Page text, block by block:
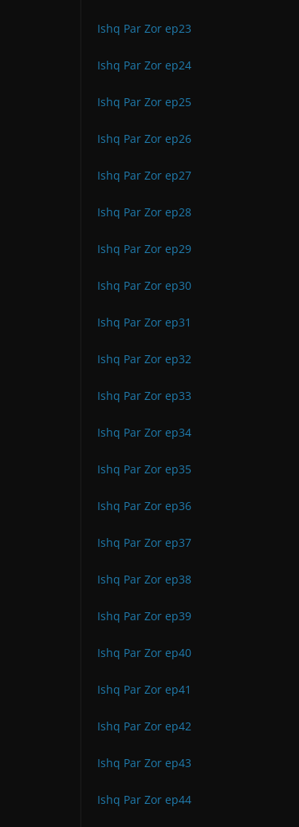
Ishq Par Zor ep23
Ishq Par Zor ep24
Ishq Par Zor ep25
Ishq Par Zor ep26
Ishq Par Zor ep27
Ishq Par Zor ep28
Ishq Par Zor ep29
Ishq Par Zor ep30
Ishq Par Zor ep31
Ishq Par Zor ep32
Ishq Par Zor ep33
Ishq Par Zor ep34
Ishq Par Zor ep35
Ishq Par Zor ep36
Ishq Par Zor ep37
Ishq Par Zor ep38
Ishq Par Zor ep39
Ishq Par Zor ep40
Ishq Par Zor ep41
Ishq Par Zor ep42
Ishq Par Zor ep43
Ishq Par Zor ep44